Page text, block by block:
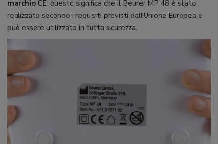
marchio CE: questo significa che il Beurer MP 48 è stato
realizzato secondo i requisiti previsti dall’Unione Europea e
può essere utilizzato in tutta sicurezza.